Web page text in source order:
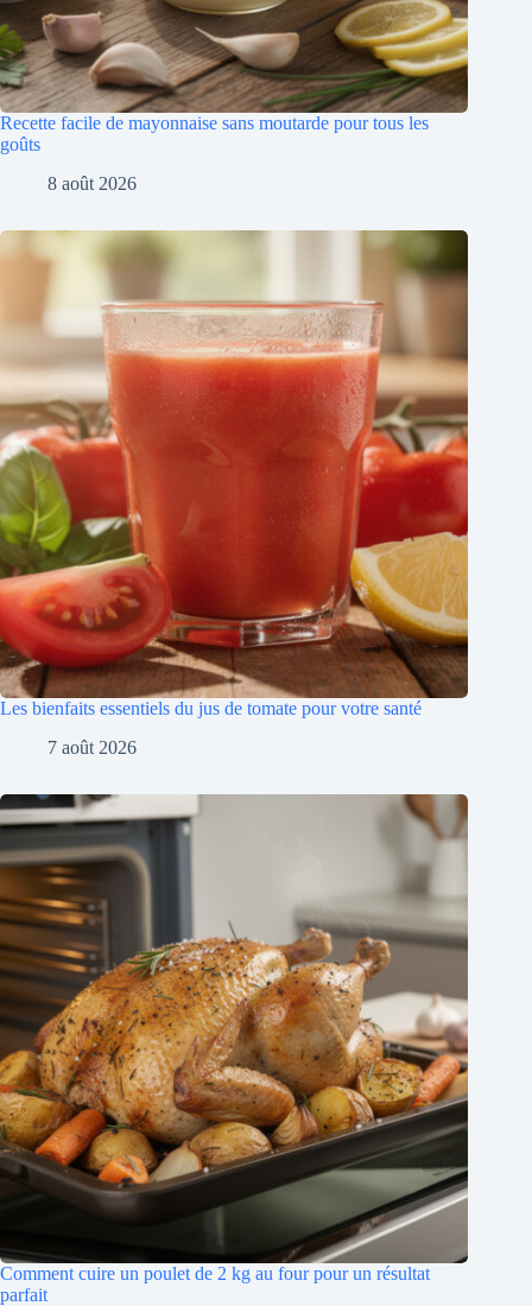
Recette facile de mayonnaise sans moutarde pour tous les
goûts
8 août 2026
Les bienfaits essentiels du jus de tomate pour votre santé
7 août 2026
Comment cuire un poulet de 2 kg au four pour un résultat
parfait